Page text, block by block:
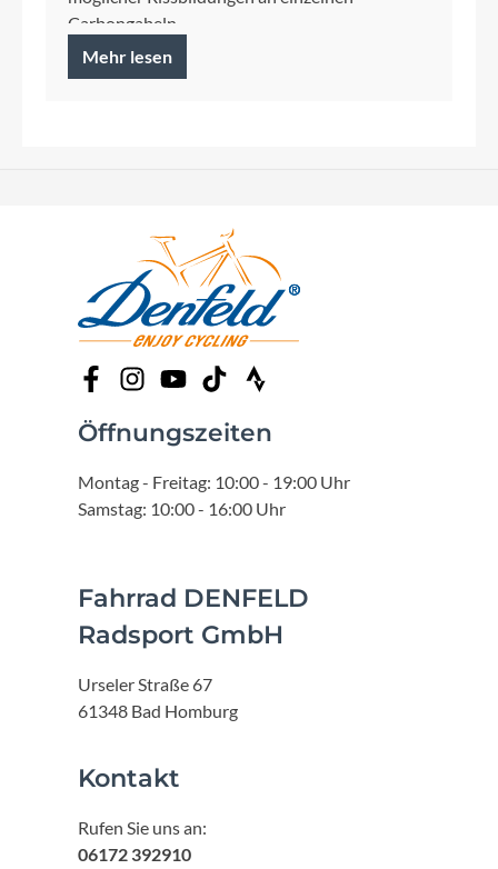
Carbongabeln
Mehr lesen
Öffnungszeiten
Montag - Freitag: 10:00 - 19:00 Uhr
Samstag: 10:00 - 16:00 Uhr
Fahrrad DENFELD
Radsport GmbH
Urseler Straße 67
61348 Bad Homburg
Kontakt
Rufen Sie uns an:
06172 392910